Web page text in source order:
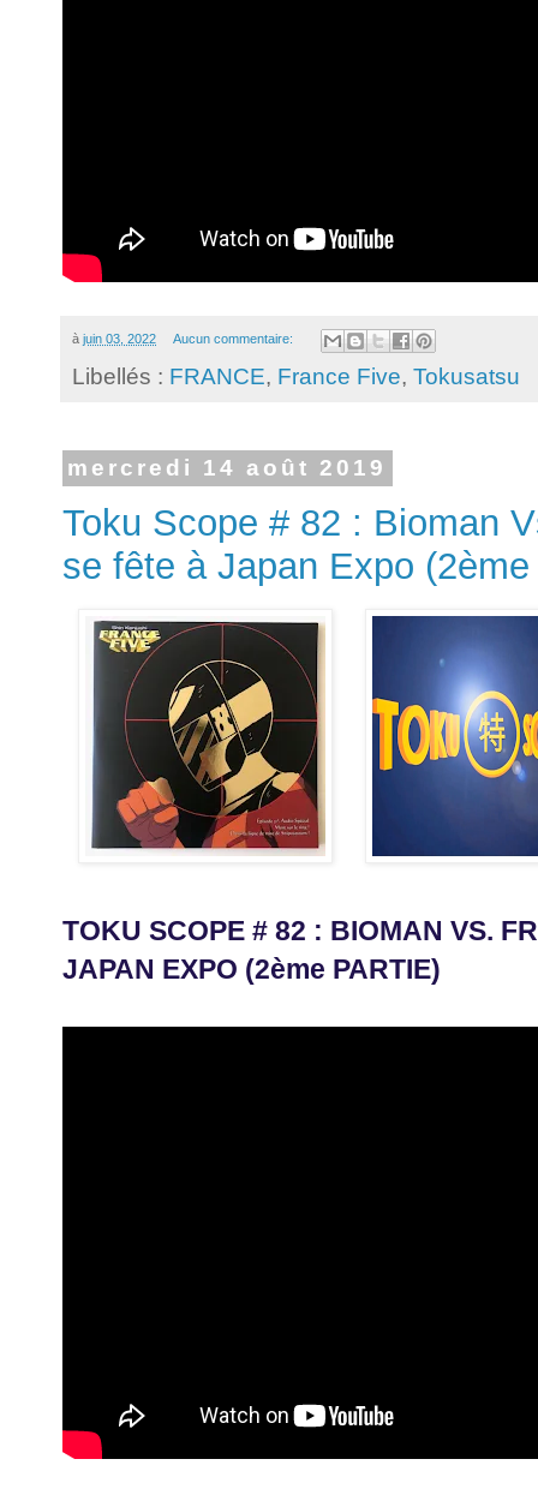
à juin 03, 2022 Aucun commentaire:
Libellés : FRANCE, France Five, Tokusatsu
mercredi 14 août 2019
Toku Scope # 82 : Bioman
se fête à Japan Expo
TOKU SCOPE # 82 : BIOMAN VS.
JAPAN EXPO (2ème PARTIE)